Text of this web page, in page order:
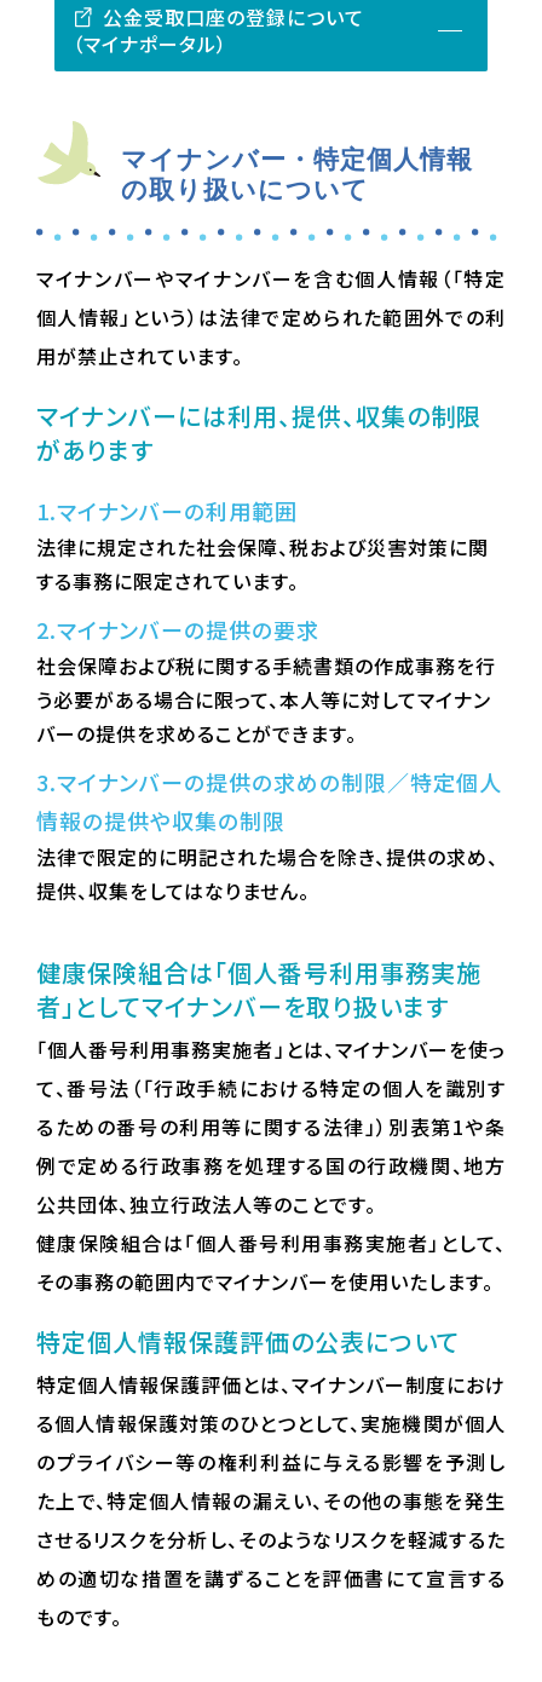
公金受取口座の登録について
（マイナポータル）
マイナンバー・特定個人情報
の取り扱いについて
マイナンバーやマイナンバーを含む個人情報（「特定
個人情報」という）は法律で定められた範囲外での利
用が禁止されています。
マイナンバーには利用、提供、収集の制限
があります
1.マイナンバーの利用範囲
法律に規定された社会保障、税および災害対策に関
する事務に限定されています。
2.マイナンバーの提供の要求
社会保障および税に関する手続書類の作成事務を行
う必要がある場合に限って、本人等に対してマイナン
バーの提供を求めることができます。
3.マイナンバーの提供の求めの制限／特定個人
情報の提供や収集の制限
法律で限定的に明記された場合を除き、提供の求め、
提供、収集をしてはなりません。
健康保険組合は「個人番号利用事務実施
者」としてマイナンバーを取り扱います
「個人番号利用事務実施者」とは、マイナンバーを使っ
て、番号法（「行政手続における特定の個人を識別す
るための番号の利用等に関する法律」）別表第1や条
例で定める行政事務を処理する国の行政機関、地方
公共団体、独立行政法人等のことです。
健康保険組合は「個人番号利用事務実施者」として、
その事務の範囲内でマイナンバーを使用いたします。
特定個人情報保護評価の公表について
特定個人情報保護評価とは、マイナンバー制度におけ
る個人情報保護対策のひとつとして、実施機関が個人
のプライバシー等の権利利益に与える影響を予測し
た上で、特定個人情報の漏えい、その他の事態を発生
させるリスクを分析し、そのようなリスクを軽減するた
めの適切な措置を講ずることを評価書にて宣言する
ものです。